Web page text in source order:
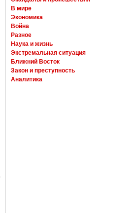
В мире
Экономика
Война
Разное
Наука и жизнь
Экстремальная ситуация
Ближний Восток
Закон и преступность
Аналитика